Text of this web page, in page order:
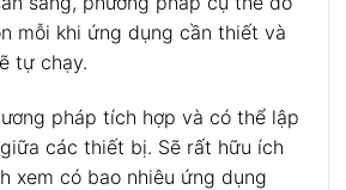
mỗi khi ứng dụng cần thiết và
tự chạy.
pháp tích hợp và có thể lập
các thiết bị. Sẽ rất hữu ích
xem có bao nhiêu ứng dụng